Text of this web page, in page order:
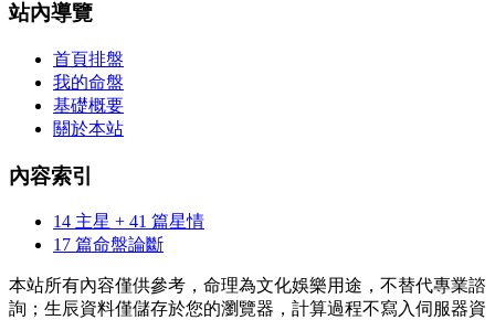
站內導覽
首頁排盤
我的命盤
基礎概要
關於本站
內容索引
14 主星 + 41 篇星情
17 篇命盤論斷
本站所有內容僅供參考，命理為文化娛樂用途，不替代專業諮
詢；生辰資料僅儲存於您的瀏覽器，計算過程不寫入伺服器資